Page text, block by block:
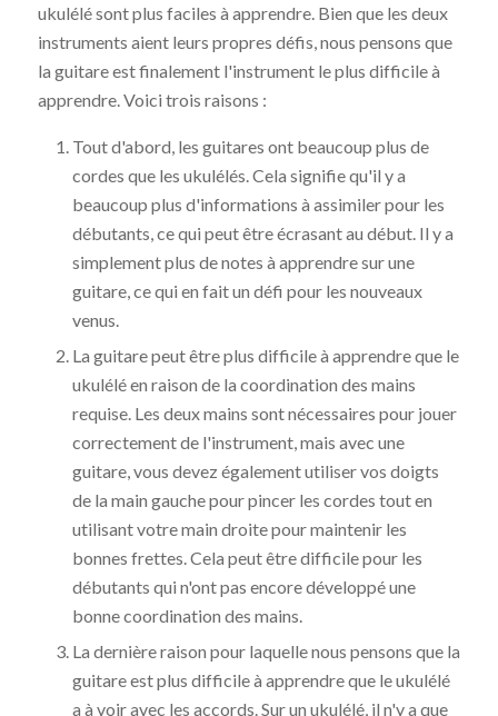
ukulélé sont plus faciles à apprendre. Bien que les deux
instruments aient leurs propres défis, nous pensons que
la guitare est finalement l'instrument le plus difficile à
apprendre. Voici trois raisons :
Tout d'abord, les guitares ont beaucoup plus de
cordes que les ukulélés. Cela signifie qu'il y a
beaucoup plus d'informations à assimiler pour les
débutants, ce qui peut être écrasant au début. Il y a
simplement plus de notes à apprendre sur une
guitare, ce qui en fait un défi pour les nouveaux
venus.
La guitare peut être plus difficile à apprendre que le
ukulélé en raison de la coordination des mains
requise. Les deux mains sont nécessaires pour jouer
correctement de l'instrument, mais avec une
guitare, vous devez également utiliser vos doigts
de la main gauche pour pincer les cordes tout en
utilisant votre main droite pour maintenir les
bonnes frettes. Cela peut être difficile pour les
débutants qui n'ont pas encore développé une
bonne coordination des mains.
La dernière raison pour laquelle nous pensons que la
guitare est plus difficile à apprendre que le ukulélé
a à voir avec les accords. Sur un ukulélé, il n'y a que